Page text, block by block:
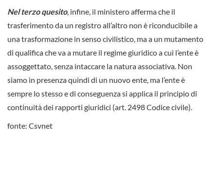
Nel terzo quesito, infine, il ministero afferma che il
trasferimento da un registro all’altro non è riconducibile a
una trasformazione in senso civilistico, ma a un mutamento
di qualifica che va a mutare il regime giuridico a cui l’ente è
assoggettato, senza intaccare la natura associativa. Non
siamo in presenza quindi di un nuovo ente, ma l’ente è
sempre lo stesso e di conseguenza si applica il principio di
continuità dei rapporti giuridici (art. 2498 Codice civile).
fonte: Csvnet